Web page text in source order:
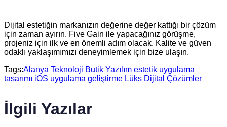
Dijital estetiğin markanızın değerine değer kattığı bir çözüm
için zaman ayırın. Five Gain ile yapacağınız görüşme,
projeniz için ilk ve en önemli adım olacak. Kalite ve güven
odaklı yaklaşımımızı deneyimlemek için bize ulaşın.
Tags:Alanya Teknoloji Butik Yazılım estetik uygulama
tasarımı iOS uygulama geliştirme Lüks Dijital Çözümler
İlgili Yazılar